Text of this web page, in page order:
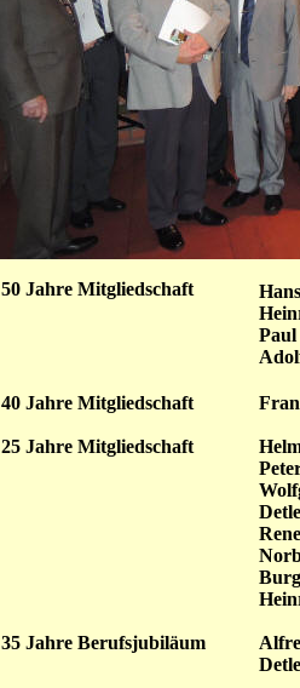
50 Jahre Mitgliedschaft
Paul
40 Jahre Mitgliedschaft
25 Jahre Mitgliedschaft
35 Jahre Berufsjubiläum